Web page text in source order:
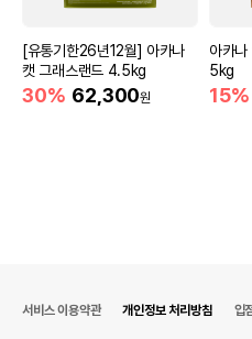
[유통기한26년12월] 아카나
캣 그래스랜드 4.5kg
30% 62,300원
아카
5kg
15%
서비스 이용약관 개인정보 처리방침 입